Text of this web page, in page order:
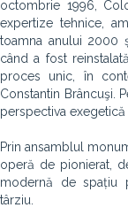
octombrie 1996,
expertize tehnice,
toamna anului 2000
când a fost
proces unic, în
Constantin Brâncuşi.
perspectiva exegetică
Prin ansamblul
operă de pionierat,
modernă de spațiu
târziu.